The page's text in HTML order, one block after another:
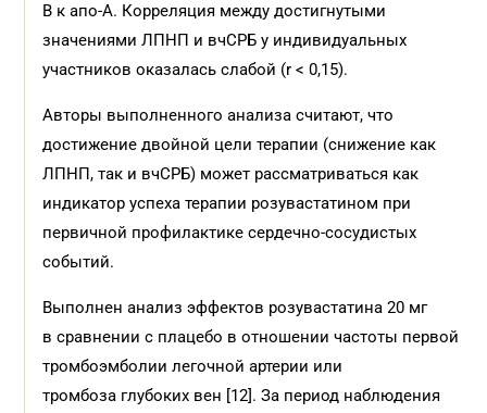
В к апо-А. Корреляция между достигнутыми
значениями ЛПНП и вчСРБ у индивидуальных
участников оказалась слабой (r < 0,15).
Авторы выполненного анализа считают, что
достижение двойной цели терапии (снижение как
ЛПНП, так и вчСРБ) может рассматриваться как
индикатор успеха терапии розувастатином при
первичной профилактике сердечно-сосудистых
событий.
Выполнен анализ эффектов розувастатина 20 мг
в сравнении с плацебо в отношении частоты первой
тромбоэмболии легочной артерии или
тромбоза глубоких вен [12]. За период наблюдения